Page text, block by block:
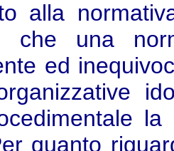
alla
che una
ed
quanto